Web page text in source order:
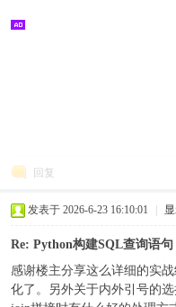
回复
发表于 2026-6-23 16:10:01
Re: Python构建SQL查询语
感谢楼主分享这么详细的实
化了。另外关于内外引号的